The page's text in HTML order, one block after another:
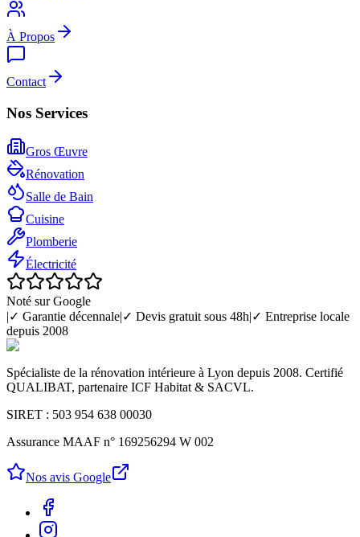
À Propos
Contact
Nos Services
Gros Œuvre
Rénovation
Salle de Bain
Cuisine
Plomberie
Électricité
Noté sur Google
✓ Garantie décennale ✓ Devis gratuit sous 48h ✓ Entreprise locale
depuis 2008
Spécialiste de la rénovation intérieure à Lyon depuis 2008. Certifié
QUALIBAT, partenaire ICF Habitat & SACVL.
SIRET : 503 954 638 00030
Assurance MAAF n° 169256294 W 002
Nos avis Google